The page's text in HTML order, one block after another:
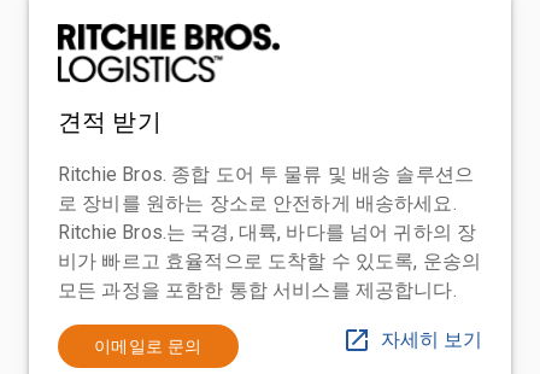
견적 받기
Ritchie Bros. 종합 도어 투 물류 및 배송 솔루션으
로 장비를 원하는 장소로 안전하게 배송하세요.
Ritchie Bros.는 국경, 대륙, 바다를 넘어 귀하의 장
비가 빠르고 효율적으로 도착할 수 있도록, 운송의
모든 과정을 포함한 통합 서비스를 제공합니다.
이메일로 문의 자세히 보기